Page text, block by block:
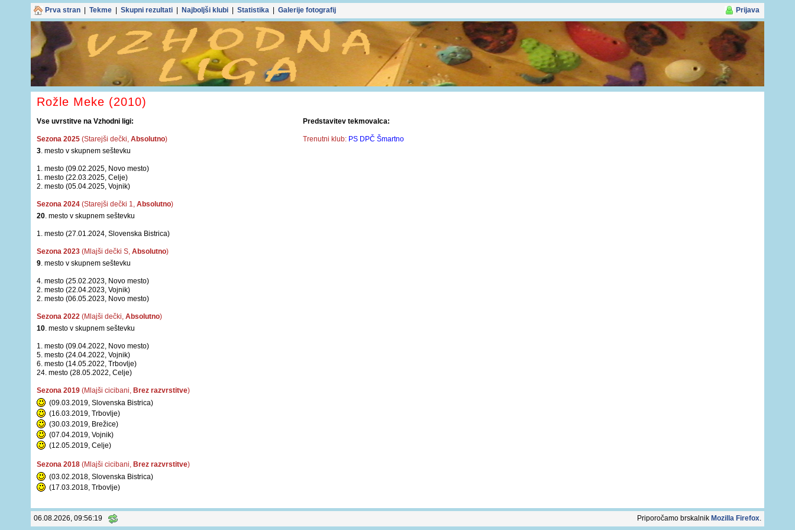
Prva stran Tekme Skupni rezultati Najboljši klubi Statistika Galerije fotografij Prijava
Rožle Meke (2010)
Vse uvrstitve na Vzhodni ligi:
Sezona 2025 (Starejši dečki, Absolutno)
3. mesto v skupnem seštevku
1. mesto (09.02.2025, Novo mesto)
1. mesto (22.03.2025, Celje)
2. mesto (05.04.2025, Vojnik)
Sezona 2024 (Starejši dečki 1, Absolutno)
20. mesto v skupnem seštevku
1. mesto (27.01.2024, Slovenska Bistrica)
Sezona 2023 (Mlajši dečki S, Absolutno)
9. mesto v skupnem seštevku
4. mesto (25.02.2023, Novo mesto)
2. mesto (22.04.2023, Vojnik)
2. mesto (06.05.2023, Novo mesto)
Sezona 2022 (Mlajši dečki, Absolutno)
10. mesto v skupnem seštevku
1. mesto (09.04.2022, Novo mesto)
5. mesto (24.04.2022, Vojnik)
6. mesto (14.05.2022, Trbovlje)
24. mesto (28.05.2022, Celje)
Sezona 2019 (Mlajši cicibani, Brez razvrstitve)
(09.03.2019, Slovenska Bistrica)
(16.03.2019, Trbovlje)
(30.03.2019, Brežice)
(07.04.2019, Vojnik)
(12.05.2019, Celje)
Sezona 2018 (Mlajši cicibani, Brez razvrstitve)
(03.02.2018, Slovenska Bistrica)
(17.03.2018, Trbovlje)
Predstavitev tekmovalca:
Trenutni klub: PS DPČ Šmartno
06.08.2026, 09:56:19 Priporočamo brskalnik Mozilla Firefox.